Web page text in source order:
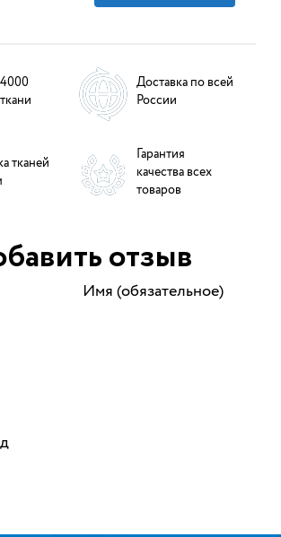
Доставка по всей
России
тканей
Гарантия
качества всех
товаров
отзыв
Имя (обязательное)